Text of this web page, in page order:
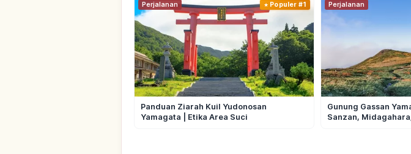
Perjalanan Populer #1
Panduan Ziarah Kuil Yudonosan
Yamagata | Etika Area Suci
Perjalanan
Gunung Gassan
Sanzan,